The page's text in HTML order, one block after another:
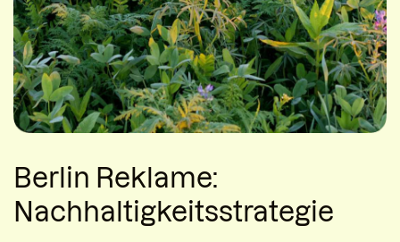
Berlin Reklame:
Nachhaltigkeitsstrategie